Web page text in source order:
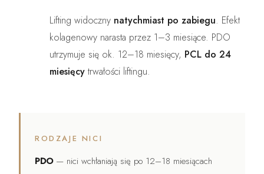
Lifting widoczny natychmiast po zabiegu. Efekt
kolagenowy narasta przez 1–3 miesiące. PDO
utrzymuje się ok. 12–18 miesięcy, PCL do 24
miesięcy trwałości liftingu.
RODZAJE NICI
PDO— nici wchłaniają się po 12–18 miesiącach